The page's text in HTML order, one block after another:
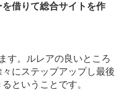
借りて総合サイトを作
す。ルレアの良いところ
にステップアップし最後
ということです。